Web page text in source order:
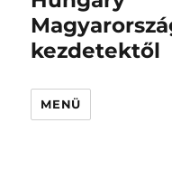
kezdetektől
MENÜ